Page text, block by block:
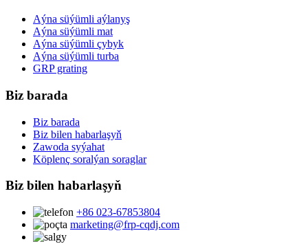
Aýna süýümli aýlanyş
Aýna süýümli mat
Aýna süýümli çybyk
Aýna süýümli turba
GRP grating
Biz barada
Biz barada
Biz bilen habarlaşyň
Zawoda syýahat
Köplenç soralýan soraglar
Biz bilen habarlaşyň
+86 023-67853804
marketing@frp-cqdj.com